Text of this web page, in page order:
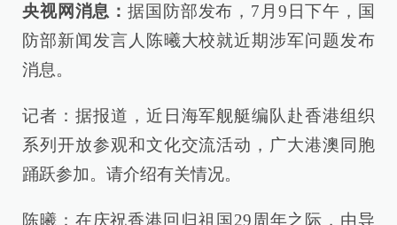
央视网消息：据国防部发布，7月9日下午，国
防部新闻发言人陈曦大校就近期涉军问题发布
消息。
记者：据报道，近日海军舰艇编队赴香港组织
系列开放参观和文化交流活动，广大港澳同胞
踊跃参加。请介绍有关情况。
陈曦：在庆祝香港回归祖国29周年之际，由导